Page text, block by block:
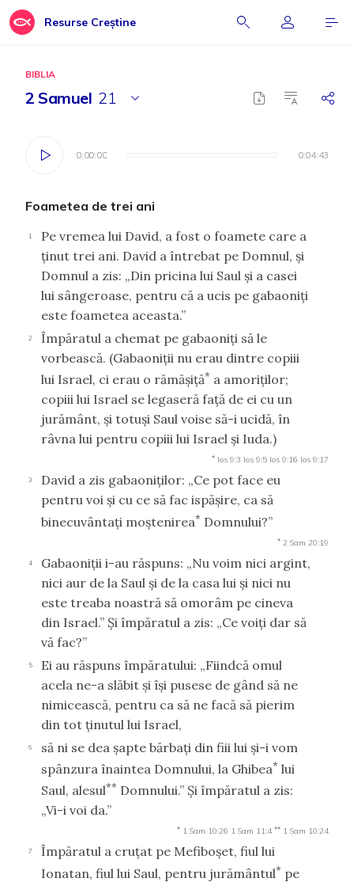
Resurse Creștine
BIBLIA
2 Samuel 21
0:00:00 0:04:43
0:00:00 0:04:43
Foametea de trei ani
1
Pe vremea lui David, a fost o foamete care a
ţinut trei ani. David a întrebat pe Domnul, şi
Domnul a zis: „Din pricina lui Saul şi a casei
lui sângeroase, pentru că a ucis pe gabaoniţi
este foametea aceasta.”
2
Împăratul a chemat pe gabaoniţi să le
vorbească. (Gabaoniţii nu erau dintre copiii
lui Israel, ci erau o rămăşiţă* a amoriţilor;
copiii lui Israel se legaseră faţă de ei cu un
jurământ, şi totuşi Saul voise să-i ucidă, în
râvna lui pentru copiii lui Israel şi Iuda.)
* Ios 9:3 Ios 9:5 Ios 9:16 Ios 9:17
3
David a zis gabaoniţilor: „Ce pot face eu
pentru voi şi cu ce să fac ispăşire, ca să
binecuvântaţi moştenirea* Domnului?”
* 2 Sam 20:19
4
Gabaoniţii i-au răspuns: „Nu voim nici argint,
nici aur de la Saul şi de la casa lui şi nici nu
este treaba noastră să omorâm pe cineva
din Israel.” Şi împăratul a zis: „Ce voiţi dar să
vă fac?”
5
Ei au răspuns împăratului: „Fiindcă omul
acela ne-a slăbit şi îşi pusese de gând să ne
nimicească, pentru ca să ne facă să pierim
din tot ţinutul lui Israel,
6
să ni se dea şapte bărbaţi din fiii lui şi-i vom
spânzura înaintea Domnului, la Ghibea* lui
Saul, alesul** Domnului.” Şi împăratul a zis:
„Vi-i voi da.”
* 1 Sam 10:26 1 Sam 11:4 ** 1 Sam 10:24
7
Împăratul a cruţat pe Mefiboşet, fiul lui
Ionatan, fiul lui Saul, pentru jurământul* pe